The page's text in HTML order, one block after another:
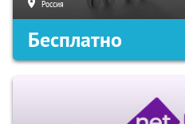
Россия
Бесплатно